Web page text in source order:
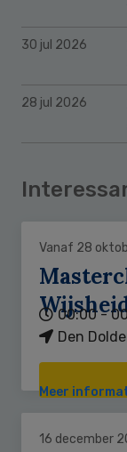
30 jul 2026
28 jul 2026
Vanaf 28
00:00 -
Den
Meer
16 december